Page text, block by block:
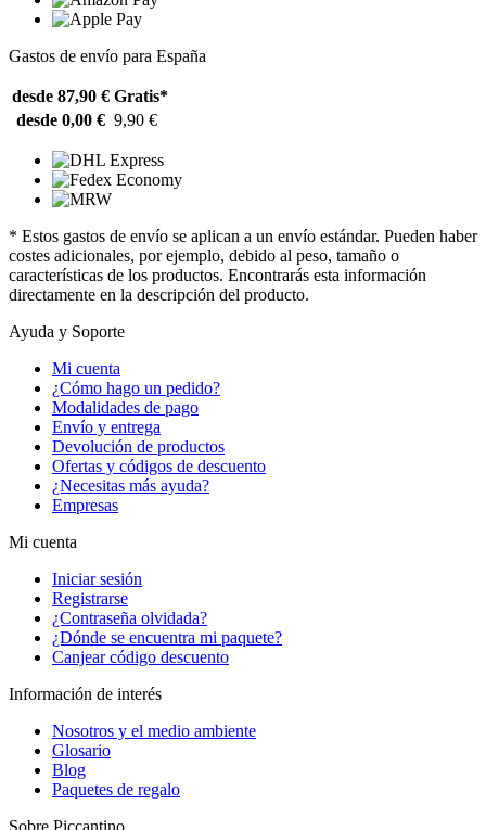
Gastos de envío para España
desde 87,90 € Gratis*
desde 0,00 € 9,90 €
* Estos gastos de envío se aplican a un envío estándar. Pueden haber
costes adicionales, por ejemplo, debido al peso, tamaño o
características de los productos. Encontrarás esta información
directamente en la descripción del producto.
Ayuda y Soporte
Mi cuenta
¿Cómo hago un pedido?
Modalidades de pago
Envío y entrega
Devolución de productos
Ofertas y códigos de descuento
¿Necesitas más ayuda?
Empresas
Mi cuenta
Iniciar sesión
Registrarse
¿Contraseña olvidada?
¿Dónde se encuentra mi paquete?
Canjear código descuento
Información de interés
Nosotros y el medio ambiente
Glosario
Blog
Paquetes de regalo
Sobre Piccantino